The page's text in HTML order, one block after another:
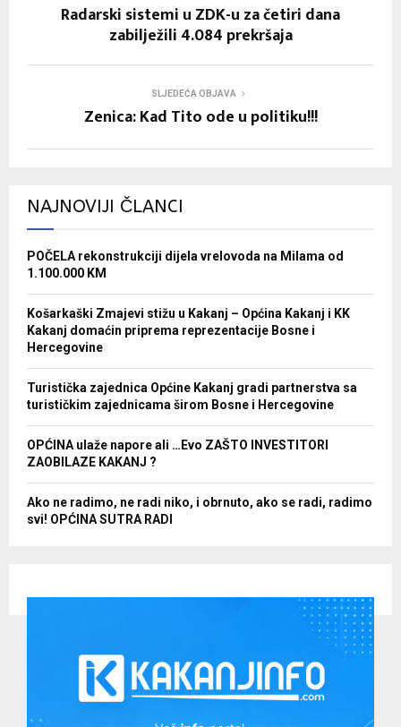
Radarski sistemi u ZDK-u za četiri dana
zabilježili 4.084 prekršaja
SLJEDEĆA OBJAVA
Zenica: Kad Tito ode u politiku!!!
NAJNOVIJI ČLANCI
POČELA rekonstrukciji dijela vrelovoda na Milama od
1.100.000 KM
Košarkaški Zmajevi stižu u Kakanj – Općina Kakanj i KK
Kakanj domaćin priprema reprezentacije Bosne i
Hercegovine
Turistička zajednica Općine Kakanj gradi partnerstva sa
turističkim zajednicama širom Bosne i Hercegovine
OPĆINA ulaže napore ali …Evo ZAŠTO INVESTITORI
ZAOBILAZE KAKANJ ?
Ako ne radimo, ne radi niko, i obrnuto, ako se radi, radimo
svi! OPĆINA SUTRA RADI